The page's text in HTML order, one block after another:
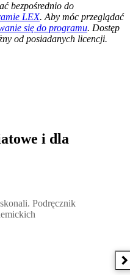
bezpośrednio do
LEX. Aby móc przeglądać
się do programu. Dostęp
od posiadanych licencji.
i dla
Podręcznik nauczycieli
Podręcznik